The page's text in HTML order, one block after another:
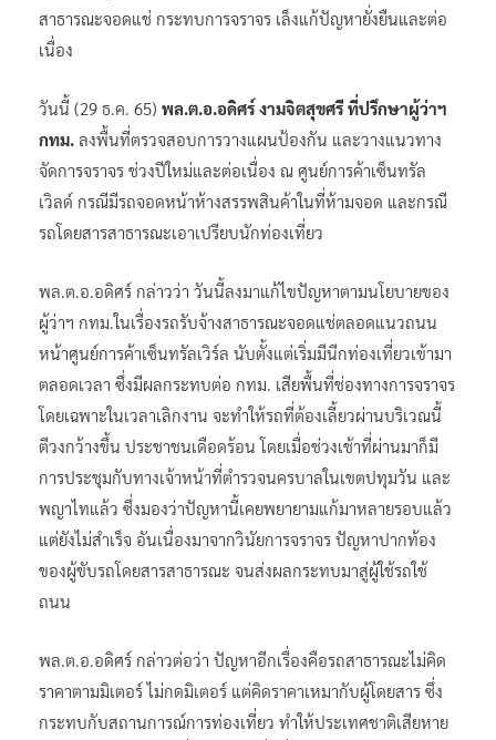
สาธารณะจอดแช่ กระทบการจราจร เล็งแก้ปัญหายั่งยืนและต่อ
เนื่อง
วันนี้ (29 ธ.ค. 65) พล.ต.อ.อดิศร์ งามจิตสุขศรี ที่ปรึกษาผู้ว่าฯ
กทม. ลงพื้นที่ตรวจสอบการวางแผนป้องกัน และวางแนวทาง
จัดการจราจร ช่วงปีใหม่และต่อเนื่อง ณ ศูนย์การค้าเซ็นทรัล
เวิลด์ กรณีมีรถจอดหน้าห้างสรรพสินค้าในที่ห้ามจอด และกรณี
รถโดยสารสาธารณะเอาเปรียบนักท่องเที่ยว
พล.ต.อ.อดิศร์ กล่าวว่า วันนี้ลงมาแก้ไขปัญหาตามนโยบายของ
ผู้ว่าฯ กทม.ในเรื่องรถรับจ้างสาธารณะจอดแช่ตลอดแนวถนน
หน้าศูนย์การค้าเซ็นทรัลเวิร์ล นับตั้งแต่เริ่มมีนีกท่องเที่ยวเข้ามา
ตลอดเวลา ซึ่งมีผลกระทบต่อ กทม. เสียพื้นที่ช่องทางการจราจร
โดยเฉพาะในเวลาเลิกงาน จะทำให้รถที่ต้องเลี้ยวผ่านบริเวณนี้
ตีวงกว้างขึ้น ประชาชนเดือดร้อน โดยเมื่อช่วงเช้าที่ผ่านมาก็มี
การประชุมกับทางเจ้าหน้าที่ตำรวจนครบาลในเขตปทุมวัน และ
พญาไทแล้ว ซึ่งมองว่าปัญหานี้เคยพยายามแก้มาหลายรอบแล้ว
แต่ยังไม่สำเร็จ อันเนื่องมาจากวินัยการจราจร ปัญหาปากท้อง
ของผู้ขับรถโดยสารสาธารณะ จนส่งผลกระทบมาสู่ผู้ใช้รถใช้
ถนน
พล.ต.อ.อดิศร์ กล่าวต่อว่า ปัญหาอีกเรื่องคือรถสาธารณะไม่คิด
ราคาตามมิเตอร์ ไม่กดมิเตอร์ แต่คิดราคาเหมากับผู้โดยสาร ซึ่ง
กระทบกับสถานการณ์การท่องเที่ยว ทำให้ประเทศชาติเสียหาย